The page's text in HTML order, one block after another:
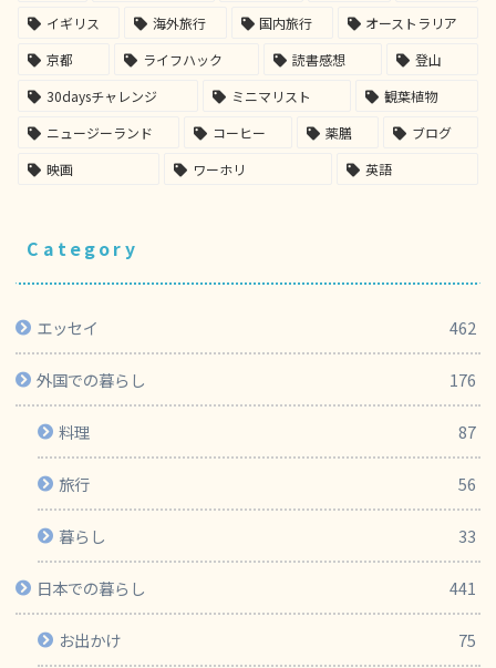
イギリス
海外旅行 国内旅行
オーストラリア
京都
ライフハック 読書感想
登山
30daysチャレンジ
ミニマリスト
観葉植物
ニュージーランド
コーヒー 薬膳
ブログ
映画
ワーホリ 英語
Category
エッセイ 462
外国での暮らし 176
料理 87
旅行 56
暮らし 33
日本での暮らし 441
お出かけ 75